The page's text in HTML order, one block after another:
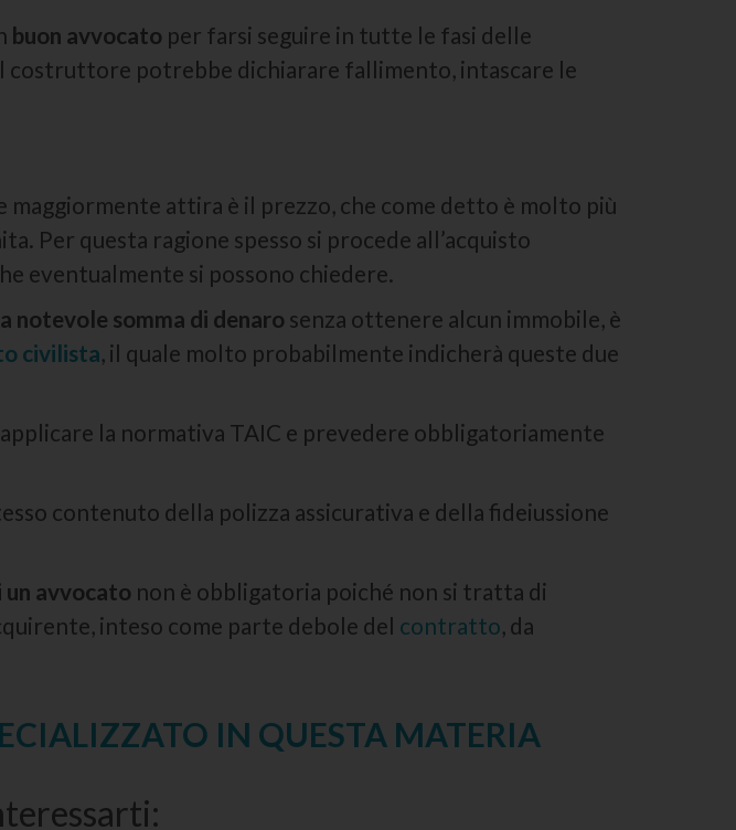
buon avvocato per farsi seguire in tutte le fasi delle
costruttore potrebbe dichiarare fallimento, intascare le
maggiormente attira è il prezzo, che come detto è molto più
Per questa ragione spesso si procede all’acquisto
eventualmente si possono chiedere.
notevole somma di denaro senza ottenere alcun immobile, è
civilista, il quale molto probabilmente indicherà queste due
la normativa TAIC e prevedere obbligatoriamente
contenuto della polizza assicurativa e della fideiussione
un avvocato non è obbligatoria poiché non si tratta di
inteso come parte debole del contratto, da
IN QUESTA MATERIA